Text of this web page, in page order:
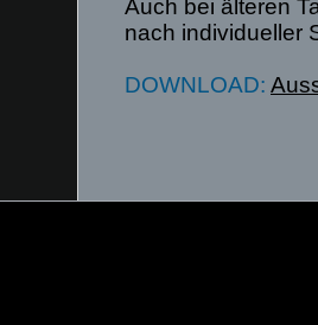
Auch bei älteren
nach individueller
DOWNLOAD: